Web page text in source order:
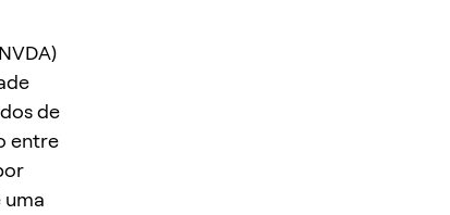
de
entre
uma